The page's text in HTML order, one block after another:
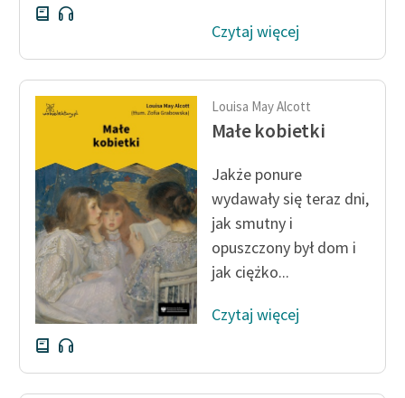
Czytaj więcej
Louisa May Alcott
Małe kobietki
Jakże ponure
wydawały się teraz dni,
jak smutny i
opuszczony był dom i
jak ciężko...
Czytaj więcej